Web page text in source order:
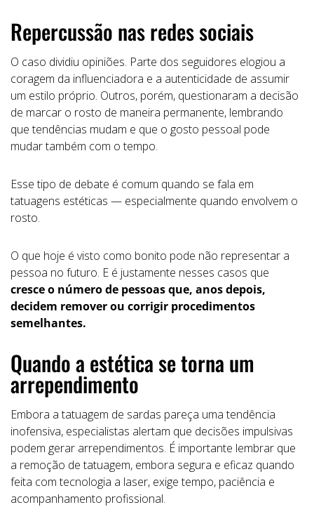
Repercussão nas redes sociais
O caso dividiu opiniões. Parte dos seguidores elogiou a
coragem da influenciadora e a autenticidade de assumir
um estilo próprio. Outros, porém, questionaram a decisão
de marcar o rosto de maneira permanente, lembrando
que tendências mudam e que o gosto pessoal pode
mudar também com o tempo.
Esse tipo de debate é comum quando se fala em
tatuagens estéticas — especialmente quando envolvem o
rosto.
O que hoje é visto como bonito pode não representar a
pessoa no futuro. E é justamente nesses casos que
cresce o número de pessoas que, anos depois,
decidem remover ou corrigir procedimentos
semelhantes.
Quando a estética se torna um
arrependimento
Embora a tatuagem de sardas pareça uma tendência
inofensiva, especialistas alertam que decisões impulsivas
podem gerar arrependimentos. É importante lembrar que
a remoção de tatuagem, embora segura e eficaz quando
feita com tecnologia a laser, exige tempo, paciência e
acompanhamento profissional.